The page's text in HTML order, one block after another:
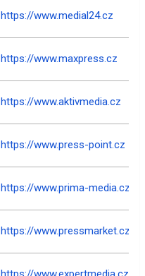
https://www.medial24.cz
https://www.maxpress.cz
https://www.aktivmedia.cz
https://www.press-point.cz
https://www.prima-media.cz
https://www.pressmarket.cz